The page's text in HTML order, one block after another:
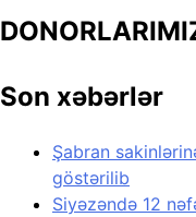
Son xəbərlər
Şabran
göstərilib
Siyəzəndə 12